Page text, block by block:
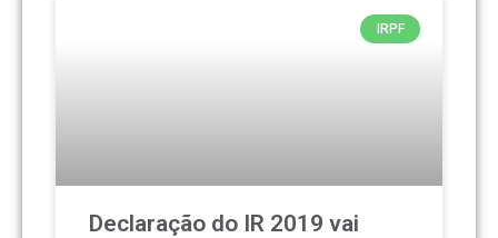
IRPF
Declaração do IR 2019 vai